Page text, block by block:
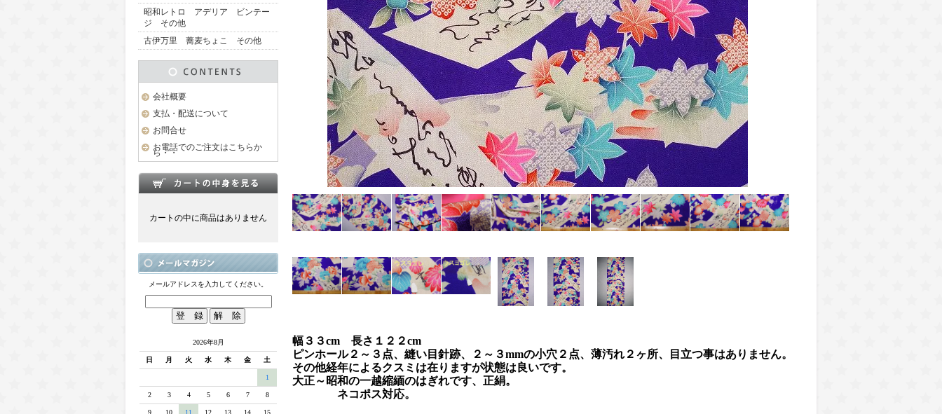
昭和レトロ アデリア ビンテー
ジ その他
古伊万里 蕎麦ちょこ その他
会社概要
支払・配送について
お問合せ
お電話でのご注文はこちらか
ら・・
カートの中に商品はありません
メールアドレスを入力してください。
2026年8月
日 月 火 水 木 金 土
1
2 3 4 5 6 7 8
9 10 11 12 13 14 15
幅３３cm 長さ１２２cm
ピンホール２～３点、縫い目針跡、２～３mmの小穴２点、薄汚れ２ヶ所、目立つ事はありません。
その他経年によるクスミは在りますが状態は良いです。
大正～昭和の一越縮緬のはぎれです、正絹。
ネコポス対応。